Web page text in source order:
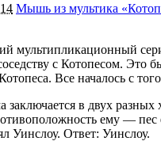
Мышь из мультика
мультипликационный
с Котопесом. Это
Все началось с
заключается в двух
ему —
Уинслоу. Ответ: Уинслоу.